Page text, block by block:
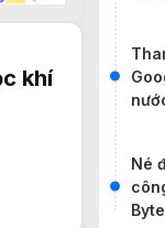
khí
của
Né